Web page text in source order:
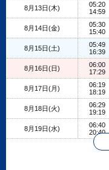
8月13日(木)
05:20
14:59
8月14日(金)
05:30
15:40
8月15日(土)
05:49
16:39
8月16日(日)
06:00
17:29
8月17日(月)
06:19
18:19
8月18日(火)
06:29
19:19
8月19日(水)
06:40
20:40